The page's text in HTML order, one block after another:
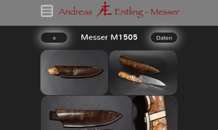
Messer M1505
« Daten